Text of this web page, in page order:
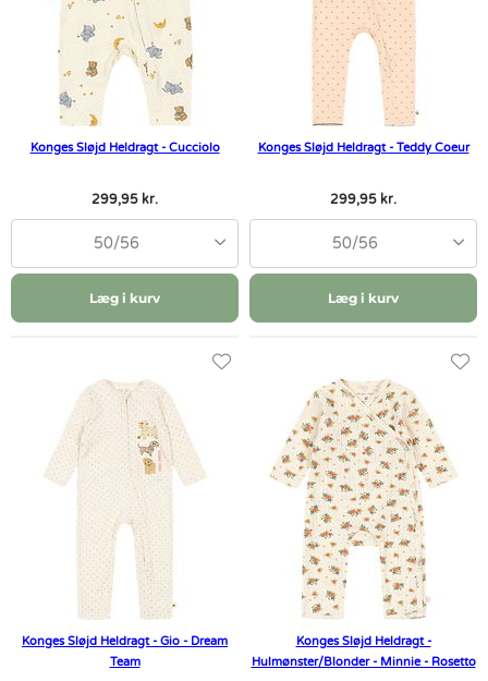
Konges Sløjd Heldragt - Cucciolo
299,95 kr.
50/56
Læg i kurv
Konges Sløjd Heldragt - Teddy Coeur
299,95 kr.
50/56
Læg i kurv
Konges Sløjd Heldragt - Gio - Dream
Team
Konges Sløjd Heldragt -
Hulmønster/Blonder - Minnie - Rosetto